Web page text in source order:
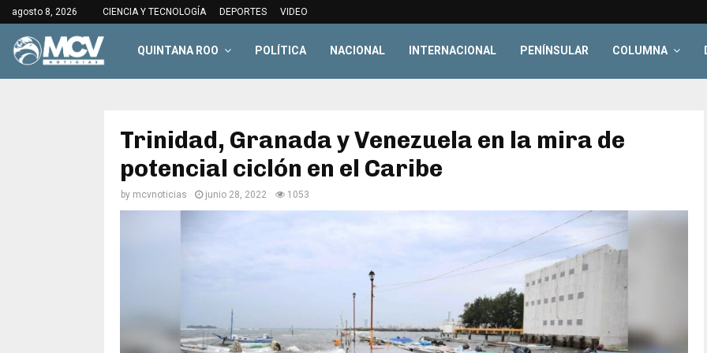
agosto 8, 2026 CIENCIA Y TECNOLOGÍA DEPORTES VIDEO
QUINTANA ROO POLÍTICA NACIONAL INTERNACIONAL PENÍNSULAR COLUMNA
Trinidad, Granada y Venezuela en la mira de
potencial ciclón en el Caribe
by mcvnoticias junio 28, 2022 1053